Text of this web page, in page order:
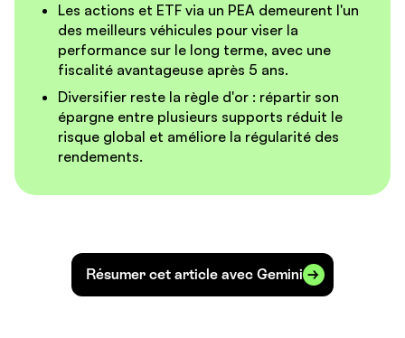
Les actions et ETF via un PEA demeurent l'un
des meilleurs véhicules pour viser la
performance sur le long terme, avec une
fiscalité avantageuse après 5 ans.
Diversifier reste la règle d'or : répartir son
épargne entre plusieurs supports réduit le
risque global et améliore la régularité des
rendements.
Résumer cet article avec Gemini